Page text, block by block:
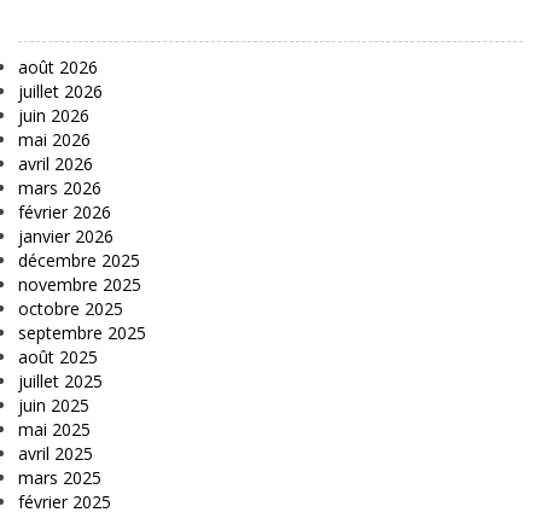
août 2026
juillet 2026
juin 2026
mai 2026
avril 2026
mars 2026
février 2026
janvier 2026
décembre 2025
novembre 2025
octobre 2025
septembre 2025
août 2025
juillet 2025
juin 2025
mai 2025
avril 2025
mars 2025
février 2025